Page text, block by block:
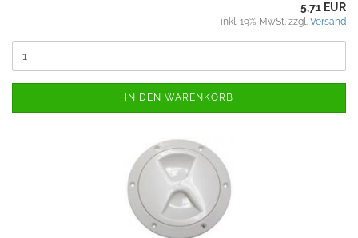
5,71 EUR
inkl. 19% MwSt. zzgl. Versand
IN DEN WARENKORB